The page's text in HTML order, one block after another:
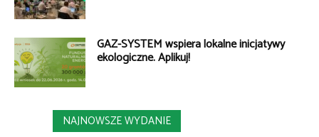
GAZ-SYSTEM wspiera lokalne inicjatywy
ekologiczne. Aplikuj!
NAJNOWSZE WYDANIE